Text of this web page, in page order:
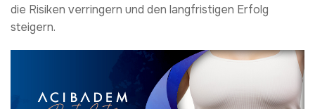
die Risiken verringern und den langfristigen Erfolg
steigern.